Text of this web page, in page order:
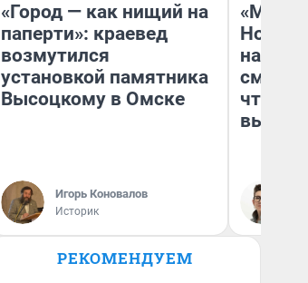
«Город — как нищий на
паперти»: краевед
возмутился
установкой памятника
Высоцкому в Омске
Игорь Коновалов
Историк
«Мы
чтобы
РЕКОМЕНДУЕМ